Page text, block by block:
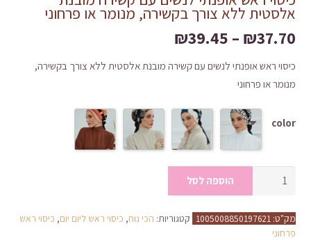
אלסטית ללא צורך בקשירה, מנומר או פרחוני
₪37.70
–
₪39.45
⁦₪37.70⁩
⁦₪39.45⁩
כיסוי ראש אופנתי לנשים עם קשירה מובנת אלסטית ללא צורך בקשירה,
מנומר או פרחוני
color
כמות
כיסוי
ראש
הוספה לסל
מק"ט:1005008850197621 קטגוריות: הכי נוח, כיסוי ראש ליום יום, כיסוי ראש
פרחוני